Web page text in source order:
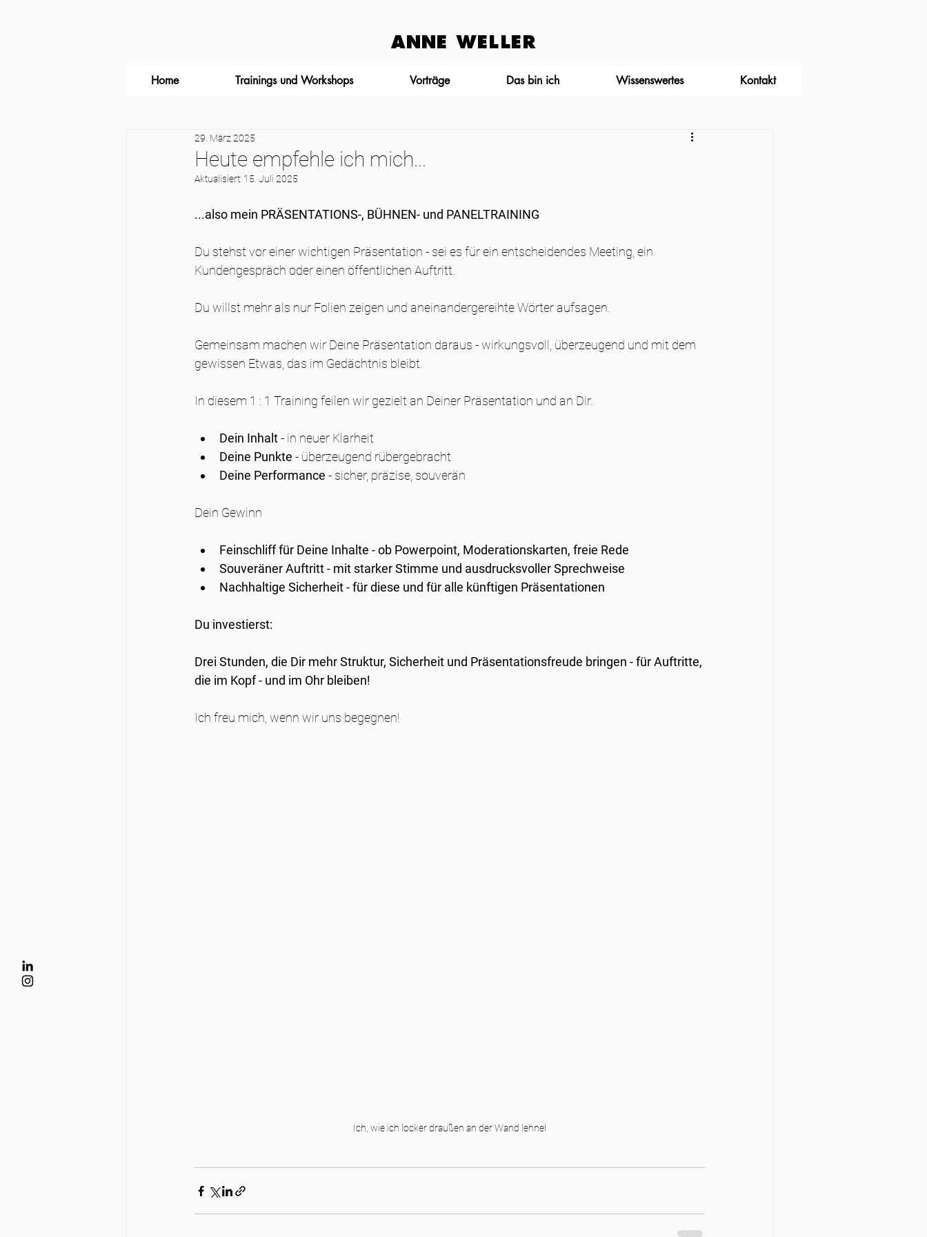
ANNE WELLER
Home Trainings und Workshops Vorträge Das bin ich Wissenswertes Kontakt
Heute empfehle ich mich...
29. März 2025
Aktualisiert: 15. Juli 2025
...also mein PRÄSENTATIONS-, BÜHNEN- und PANELTRAINING
Du stehst vor einer wichtigen Präsentation - sei es für ein entscheidendes Meeting, ein
Kundengespräch oder einen öffentlichen Auftritt.
​Du willst mehr als nur Folien zeigen und aneinandergereihte Wörter aufsagen.
Gemeinsam machen wir Deine Präsentation daraus - wirkungsvoll, überzeugend und mit dem
gewissen Etwas, das im Gedächtnis bleibt.
In diesem 1 : 1 Training feilen wir gezielt an Deiner Präsentation und an Dir.
Dein Inhalt - in neuer Klarheit
Deine Punkte - überzeugend rübergebracht
Deine Performance - sicher, präzise, souverän
Dein Gewinn
Feinschliff für Deine Inhalte - ob Powerpoint, Moderationskarten, freie Rede
Souveräner Auftritt - mit starker Stimme und ausdrucksvoller Sprechweise
Nachhaltige Sicherheit - für diese und für alle künftigen Präsentationen
Du investierst:
Drei Stunden, die Dir mehr Struktur, Sicherheit und Präsentationsfreude bringen - für Auftritte,
die im Kopf - und im Ohr bleiben!
Ich freu mich, wenn wir uns begegnen!
Ich, wie ich locker draußen an der Wand lehnel